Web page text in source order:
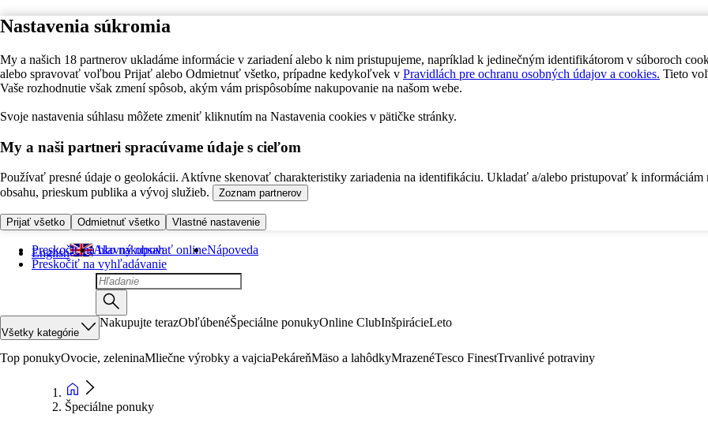
Nastavenia súkromia
My a našich 18 partnerov ukladáme informácie v zariadení alebo k nim pristupujeme, napríklad k jedinečným identifikátorom v súboroch
alebo spravovať voľbou Prijať alebo Odmietnuť všetko, prípadne kedykoľvek v Pravidlách pre ochranu osobných údajov a cookies. Tieto
Vaše rozhodnutie však zmení spôsob, akým vám prispôsobíme nakupovanie na našom webe.
Svoje nastavenia súhlasu môžete zmeniť kliknutím na Nastavenia cookies v pätičke stránky.
My a naši partneri spracúvame údaje s cieľom
Používať presné údaje o geolokácii. Aktívne skenovať charakteristiky zariadenia na identifikáciu. Ukladať a/alebo pristupovať k informáciám
obsahu, prieskum publika a vývoj služieb.
Zoznam partnerov
Prijať všetko Odmietnuť všetko Vlastné nastavenie
Preskočiť na hlavný obsah
Preskočiť na vyhľadávanie
English Ako nakupovať onlineNápoveda
Všetky kategórie
Nakupujte terazObľúbenéŠpeciálne ponukyOnline ClubInšpirácieLeto
Top ponukyOvocie, zeleninaMliečne výrobky a vajciaPekáreňMäso a lahôdkyMrazenéTesco FinestTrvanlivé potraviny
Špeciálne ponuky